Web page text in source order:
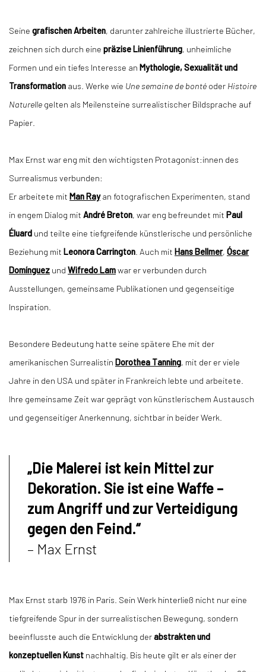
Seine grafischen Arbeiten, darunter zahlreiche illustrierte Bücher,
zeichnen sich durch eine präzise Linienführung, unheimliche
Formen und ein tiefes Interesse an Mythologie, Sexualität und
Transformation aus. Werke wie Une semaine de bonté oder Histoire
Naturelle gelten als Meilensteine surrealistischer Bildsprache auf
Papier.
Max Ernst war eng mit den wichtigsten Protagonist:innen des
Surrealismus verbunden:
Er arbeitete mit Man Rayan fotografischen Experimenten, stand
in engem Dialog mit André Breton, war eng befreundet mit Paul
Éluard und teilte eine tiefgreifende künstlerische und persönliche
Beziehung mit Leonora Carrington . Auch mit Hans Bellmer, Óscar
Domínguez und Wifredo Lamwar er verbunden durch
Ausstellungen, gemeinsame Publikationen und gegenseitige
Inspiration.
Besondere Bedeutung hatte seine spätere Ehe mit der
amerikanischen Surrealistin Dorothea Tanning, mit der er viele
Jahre in den USA und später in Frankreich lebte und arbeitete.
Ihre gemeinsame Zeit war geprägt von künstlerischem Austausch
und gegenseitiger Anerkennung, sichtbar in beider Werk.
„Die Malerei ist kein Mittel zur
Dekoration. Sie ist eine Waffe –
zum Angriff und zur Verteidigung
gegen den Feind.“
– Max Ernst
Max Ernst starb 1976 in Paris. Sein Werk hinterließ nicht nur eine
tiefgreifende Spur in der surrealistischen Bewegung, sondern
beeinflusste auch die Entwicklung derabstrakten und
konzeptuellen Kunst nachhaltig. Bis heute gilt er als einer der